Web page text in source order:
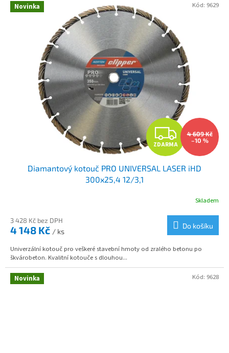
Novinka
Z
D
A
M
A
ZDARMA
4 609 Kč
–10 %
Diamantový kotouč PRO UNIVERSAL LASER iHD
300x25,4 12/3,1
Skladem
3 428 Kč bez DPH
4 148 Kč / ks
Do košíku
Univerzální kotouč pro veškeré stavební hmoty od zralého betonu po
škvárobeton. Kvalitní kotouče s dlouhou...
Kód: 9629
Novinka Kód: 9628